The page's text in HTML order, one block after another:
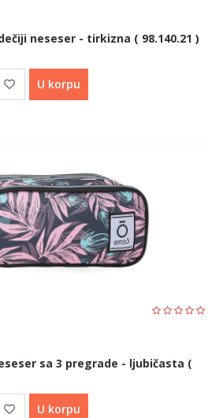
dečiji neseser - tirkizna ( 98.140.21 )
U korpu
sa 3 pregrade - ljubičasta (
U korpu